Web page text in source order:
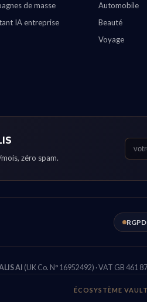
de masse
IA entreprise
Automobile
Beauté
Voyage
zéro spam.
AI (UK Co. N° 16952492) · VAT GB 461
ÉCOSYSTÈME